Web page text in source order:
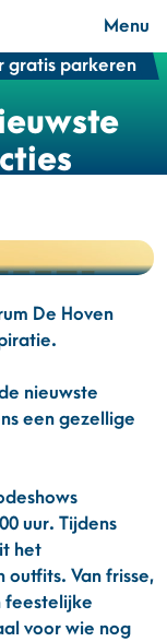
gratis parkeren
Menu
De Hoven
nieuwste
een gezellige
uur. Tijdens
het
outfits. Van frisse,
feestelijke
voor wie nog